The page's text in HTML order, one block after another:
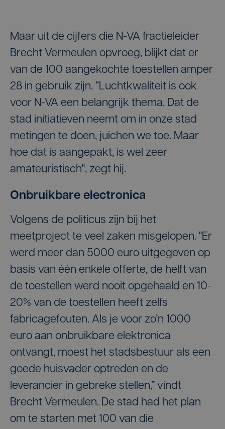
Maar uit de cijfers die N-VA fractieleider
Brecht Vermeulen opvroeg, blijkt dat er
van de 100 aangekochte toestellen amper
28 in gebruik zijn. “Luchtkwaliteit is ook
voor N-VA een belangrijk thema. Dat de
stad initiatieven neemt om in onze stad
metingen te doen, juichen we toe. Maar
hoe dat is aangepakt, is wel zeer
amateuristisch", zegt hij.
Onbruikbare electronica
Volgens de politicus zijn bij het
meetproject te veel zaken misgelopen. "Er
werd meer dan 5000 euro uitgegeven op
basis van één enkele offerte, de helft van
de toestellen werd nooit opgehaald en 10-
20% van de toestellen heeft zelfs
fabricagefouten. Als je voor zo’n 1000
euro aan onbruikbare elektronica
ontvangt, moest het stadsbestuur als een
goede huisvader optreden en de
leverancier in gebreke stellen,” vindt
Brecht Vermeulen. De stad had het plan
om te starten met 100 van die